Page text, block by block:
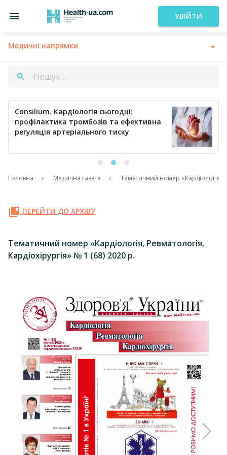
УВІЙТИ
Медичні напрямки
Consilium. Кардіологія сьогодні:
профілактика тромбозів та ефективна
регуляція артеріального тиску
Головна Медична газета Тематичний номер «Кардіологія.
ПЕРЕЙТИ ДО АРХІВУ
Тематичний номер «Кардіологія, Ревматологія,
Кардіохірургія» № 1 (68) 2020 р.